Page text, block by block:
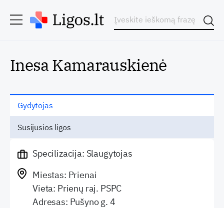
Inesa Kamarauskienė
Gydytojas
Susijusios ligos
Specilizacija: Slaugytojas
Miestas: Prienai
Vieta: Prienų raj. PSPC
Adresas: Pušyno g. 4